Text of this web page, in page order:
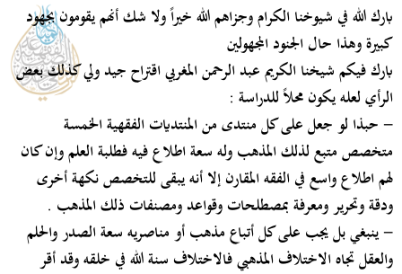
بارك الله في شيوخنا الكرام وجزاهم الله خيراً ولا شك أنهم يقومون بجهود
كبيرة وهذا حال الجنود المجهولين
بارك فيكم شيخنا الكريم عبد الرحمن المغربي اقتراح جيد ولي كذلك بعض
الرأي لعله يكون محلاً للدراسة :
- حبذا لو جعل على كل منتدى من المنتديات الفقهية الخمسة
متخصص متبع لذلك المذهب وله سعة اطلاع فيه فطلبة العلم وإن كان
لهم اطلاع واسع في الفقه المقارن إلا أنه يبقى للتخصص نكهة أخرى
ودقة وتحرير ومعرفة بمصطلحات وقواعد ومصنفات ذلك المذهب .
- ينبغي بل يجب على كل أتباع مذهب أو مناصريه سعة الصدر والحلم
والعقل تجاه الاختلاف المذهبي فالاختلاف سنة الله في خلقه وقد أقر